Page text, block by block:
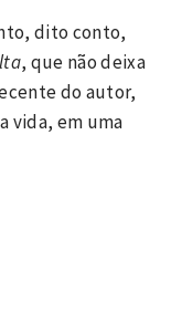
dito conto,
, que não deixa
do autor,
vida, em uma